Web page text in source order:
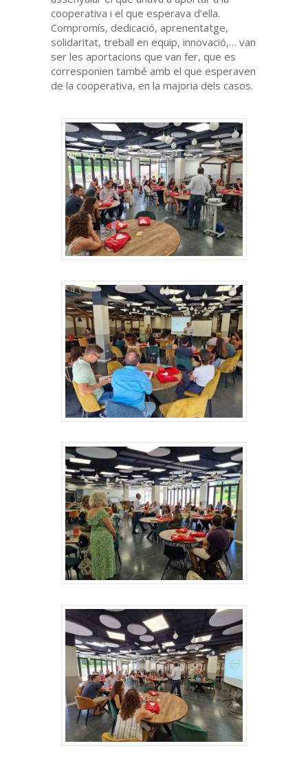
cooperativa i el que esperava d’ella.
Compromís, dedicació, aprenentatge,
solidaritat, treball en equip, innovació,… van
ser les aportacions que van fer, que es
corresponien també amb el que esperaven
de la cooperativa, en la majoria dels casos.